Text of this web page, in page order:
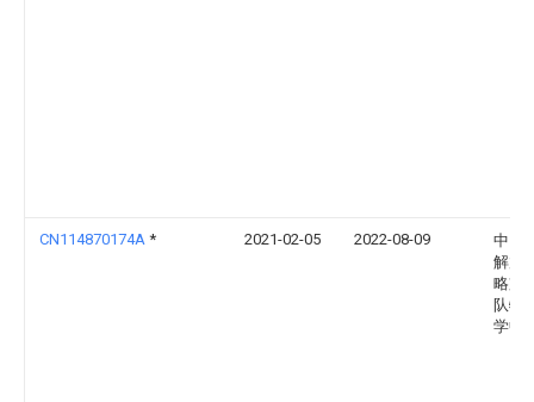
CN114870174A * 2021-02-05 2022-08-09
中国
解放
略支
队特
学中